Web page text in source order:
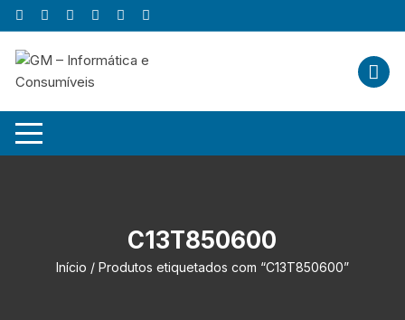
Skip
to
content
C13T850600
Início / Produtos etiquetados com “C13T850600”